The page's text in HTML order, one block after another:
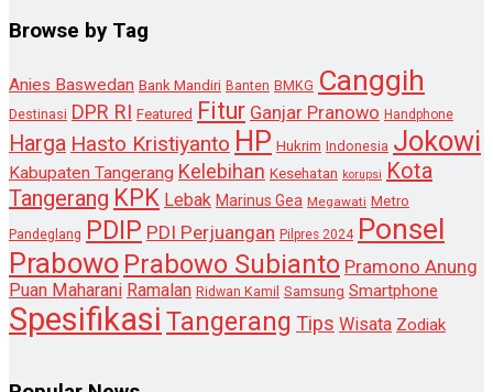
Browse by Tag
Anies Baswedan Bank Mandiri Banten BMKG Canggih
Destinasi DPR RI Featured Fitur Ganjar Pranowo Handphone
Harga Hasto Kristiyanto HP Hukrim Indonesia Jokowi
Kabupaten Tangerang Kelebihan Kesehatan korupsi Kota
Tangerang KPK Lebak Marinus Gea Megawati Metro
Pandeglang PDIP PDI Perjuangan Pilpres 2024 Ponsel
Prabowo Prabowo Subianto Pramono Anung
Puan Maharani Ramalan Ridwan Kamil Samsung Smartphone
Spesifikasi Tangerang Tips Wisata Zodiak